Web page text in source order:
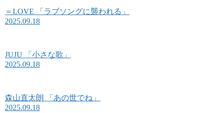
＝LOVE 「ラブソングに襲われる」
2025.09.18
JUJU 「小さな歌」
2025.09.18
森山直太朗 「あの世でね」
2025.09.18